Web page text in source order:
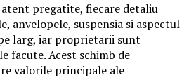
pregatite, fiecare detaliu
anvelopele, suspensia si aspectul
larg, iar proprietarii sunt
facute. Acest schimb de
valorile principale ale